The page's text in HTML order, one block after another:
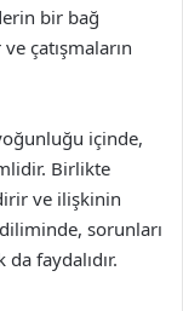
bir bağ
çatışmaların
içinde,
Birlikte
ve ilişkinin
sorunları
faydalıdır.